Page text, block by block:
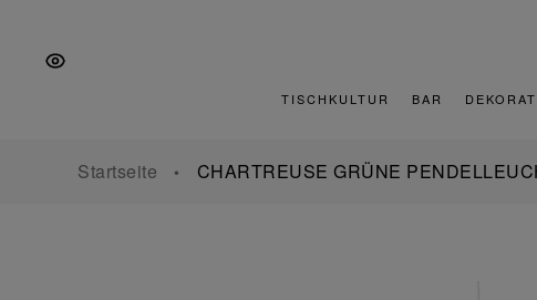
springen
springen
springen
TISCHKULTUR BAR
Startseite CHARTREUSE GRÜNE